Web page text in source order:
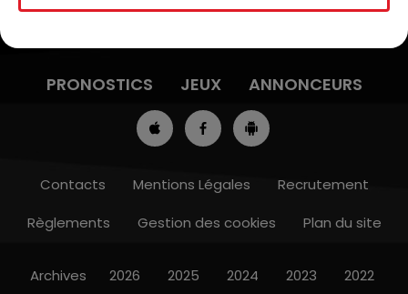
PRONOSTICS
JEUX ANNONCEURS
Contacts Mentions Légales
Recrutement
Règlements
Gestion des cookies Plan du site
Archives 2026 2025 2024 2023 2022